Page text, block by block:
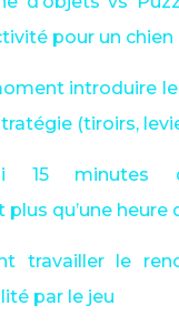
pour un chien
introduire le
(tiroirs,
15 minutes
qu’une heure
travailler le
par le jeu